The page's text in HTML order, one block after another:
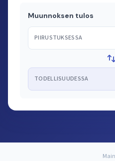
Muunnoksen tulos
PIIRUSTUKSESSA
TODELLISUUDESSA